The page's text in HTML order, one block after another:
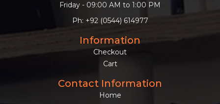
Friday - 09:00 AM to 1:00 PM
Ph: +92 (0544) 614977
Information
Checkout
Cart
Contact Information
Home